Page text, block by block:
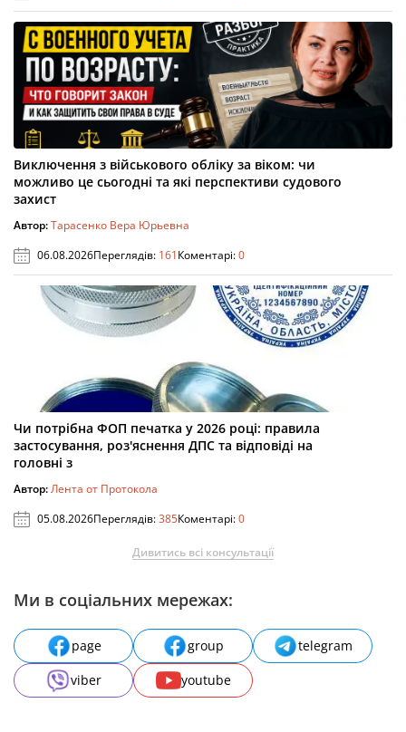
Виключення з військового обліку за віком: чи
можливо це сьогодні та які перспективи судового
захист
Автор:Тарасенко Вера Юрьевна
06.08.2026Переглядів: 161Коментарі:0
Чи потрібна ФОП печатка у 2026 році: правила
застосування, роз'яснення ДПС та відповіді на
головні з
Автор:Лента от Протокола
05.08.2026Переглядів:385Коментарі:0
Дивитись всі консультації
Ми в соціальних мережах:
page group
telegram
viber
youtube